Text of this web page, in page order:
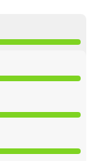
zu 12:52 PM
zu 12:52 PM
zu 12:52 PM
zu 12:52 PM